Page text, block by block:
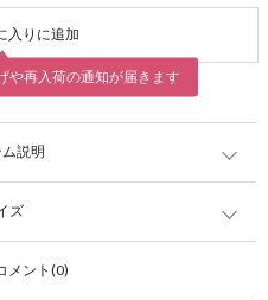
入りに追加
や再入荷の通知が届きます
説明
ズ
メント(0)